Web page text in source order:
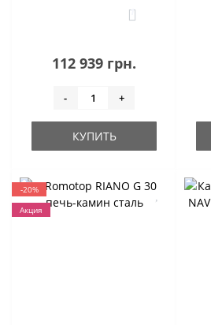
1
112 939 грн.
- +
КУПИТЬ
-20%
Акция